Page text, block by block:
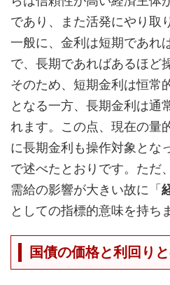
であり、また活発にやり取
一般に、金利は短期であれ
で、長期であればあるほど
そのため、短期金利は恒常
となる一方、長期金利は通
れます。この点、現在の量
に長期金利も操作対象とな
で述べたとおりです。ただ
需給の影響が大きい故に「
としての指標的意味を持ち
国債の価格と利回り